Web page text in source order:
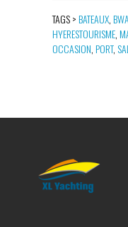
TAGS >BATEAUX,BWA
HYERESTOURISME,
OCCASION,PORT,